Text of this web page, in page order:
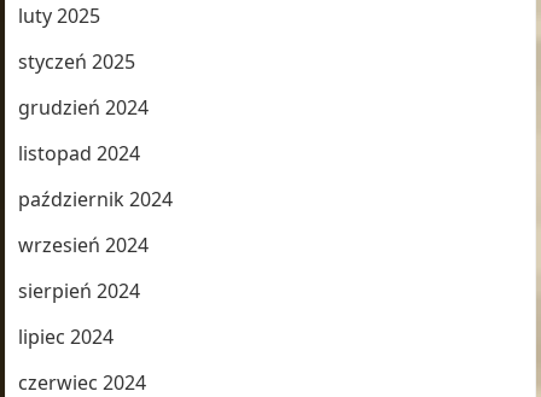
luty 2025
styczeń 2025
grudzień 2024
listopad 2024
październik 2024
wrzesień 2024
sierpień 2024
lipiec 2024
czerwiec 2024